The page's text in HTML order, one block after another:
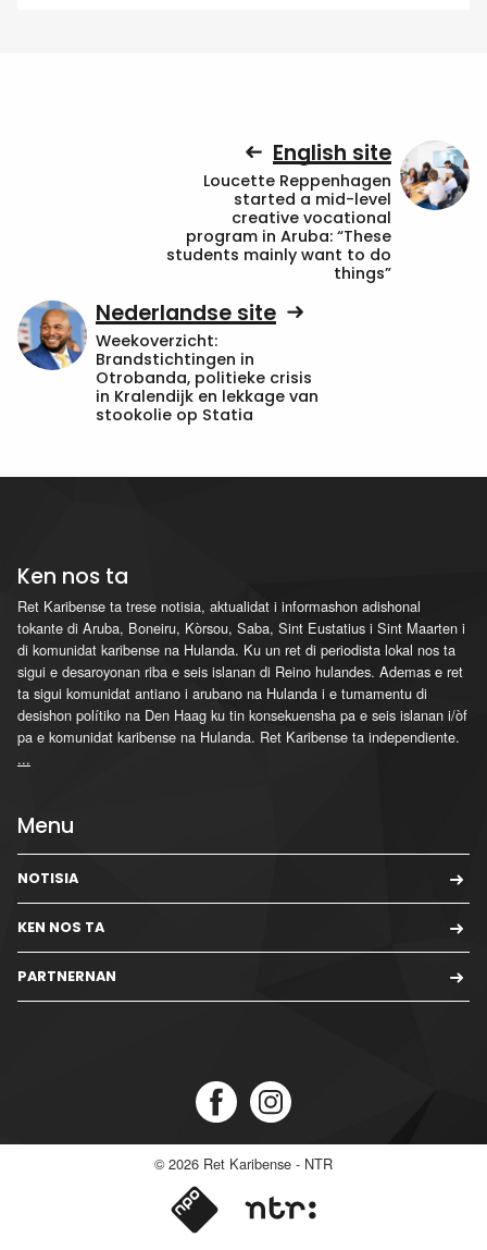
English site
Loucette Reppenhagen
started a mid-level
creative vocational
program in Aruba: “These
students mainly want to do
things”
Nederlandse site
Weekoverzicht:
Brandstichtingen in
Otrobanda, politieke crisis
in Kralendijk en lekkage van
stookolie op Statia
Ken nos ta
Ret Karibense ta trese notisia, aktualidat i informashon adishonal
tokante di Aruba, Boneiru, Kòrsou, Saba, Sint Eustatius i Sint Maarten i
di komunidat karibense na Hulanda. Ku un ret di periodista lokal nos ta
sigui e desaroyonan riba e seis islanan di Reino hulandes. Ademas e ret
ta sigui komunidat antiano i arubano na Hulanda i e tumamentu di
desishon polítiko na Den Haag ku tin konsekuensha pa e seis islanan i/òf
pa e komunidat karibense na Hulanda. Ret Karibense ta independiente.
...
Menu
NOTISIA
KEN NOS TA
PARTNERNAN
© 2026 Ret Karibense - NTR